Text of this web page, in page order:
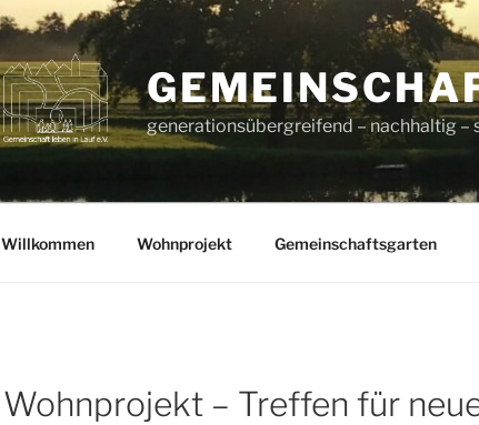
generationsübergreifend – nachhaltig –
Willkommen Wohnprojekt Gemeinschaftsgarten
Wohnprojekt – Treffen für